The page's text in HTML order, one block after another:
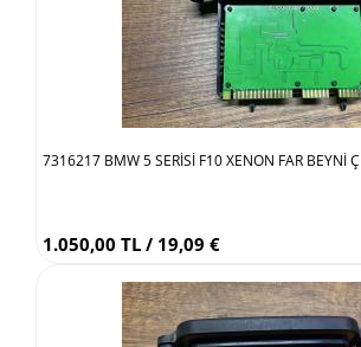
7316217 BMW 5 SERİSİ F10 XENON FAR BEYNİ
1.050,00 TL / 19,09 €